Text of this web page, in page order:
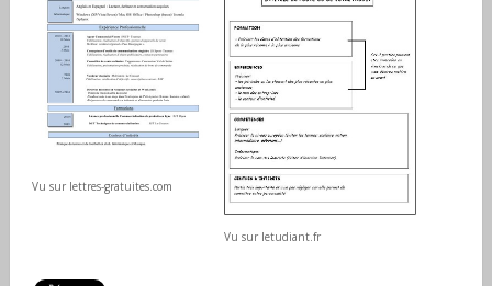
Vu sur lettres-gratuites.com
Vu sur letudiant.fr